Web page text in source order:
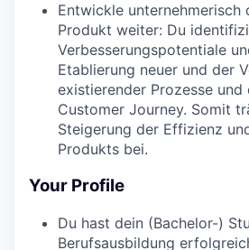
Entwickle unternehmerisch
Produkt weiter: Du
Verbesserungspotentiale
Etablierung neuer und der
existierender Prozesse und
Customer Journey. Somit
Steigerung der Effizienz
Produkts bei.
Your Profile
Du hast dein (Bachelor-)
Berufsausbildung